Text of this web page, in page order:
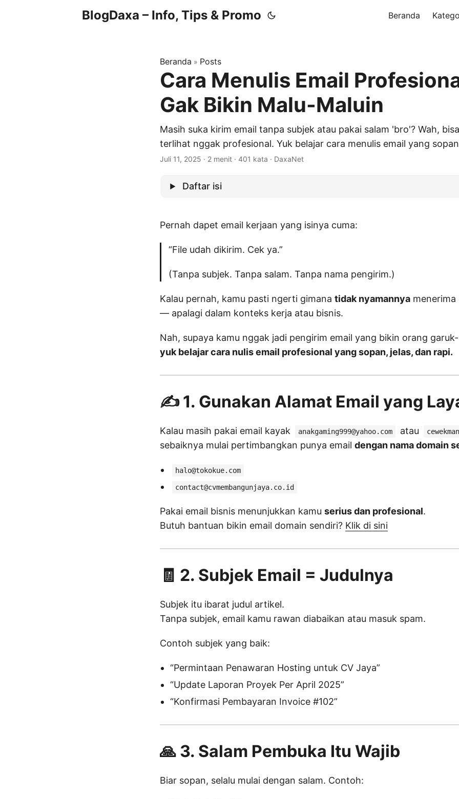
BlogDaxa – Info, Tips & Promo Beranda
Beranda » Posts
Cara Menulis Email
Gak Bikin Malu-Maluin
Masih suka kirim email tanpa subjek atau pakai salam 'bro'? Wah,
terlihat nggak profesional. Yuk belajar cara menulis email yang
Juli 11, 2025 · 2 menit · 401 kata · DaxaNet
Daftar isi
Pernah dapet email kerjaan yang isinya cuma:
“File udah dikirim. Cek ya.”
(Tanpa subjek. Tanpa salam. Tanpa nama pengirim.)
Kalau pernah, kamu pasti ngerti gimana tidak nyamannya
— apalagi dalam konteks kerja atau bisnis.
Nah, supaya kamu nggak jadi pengirim email yang bikin orang
yuk belajar cara nulis email profesional yang sopan, jelas, dan rapi.
✍️ 1. Gunakan Alamat Email yang
Kalau masih pakai email kayak anakgaming999@yahoo.com atau
sebaiknya mulai pertimbangkan punya email dengan nama domain
halo@tokokue.com
contact@cvmembangunjaya.co.id
Pakai email bisnis menunjukkan kamu serius dan profesional.
Butuh bantuan bikin email domain sendiri? Klik di sini
🧾 2. Subjek Email = Judulnya
Subjek itu ibarat judul artikel.
Tanpa subjek, email kamu rawan diabaikan atau masuk spam.
Contoh subjek yang baik:
“Permintaan Penawaran Hosting untuk CV Jaya”
“Update Laporan Proyek Per April 2025”
“Konfirmasi Pembayaran Invoice #102”
🙏 3. Salam Pembuka Itu Wajib
Biar sopan, selalu mulai dengan salam. Contoh: